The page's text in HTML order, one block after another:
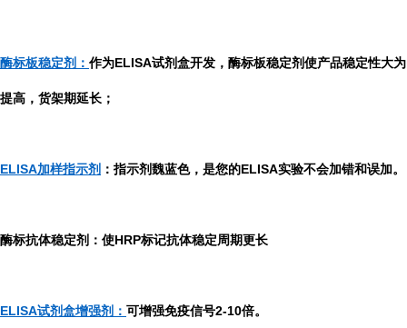
酶标板稳定剂： 作为ELISA试剂盒开发，酶标板稳定剂使产品稳定性大为
提高，货架期延长；
ELISA加样指示剂 ：指示剂魏蓝色，是您的ELISA实验不会加错和误加。
酶标抗体稳定剂：使HRP标记抗体稳定周期更长
ELISA试剂盒增强剂： 可增强免疫信号2-10倍。